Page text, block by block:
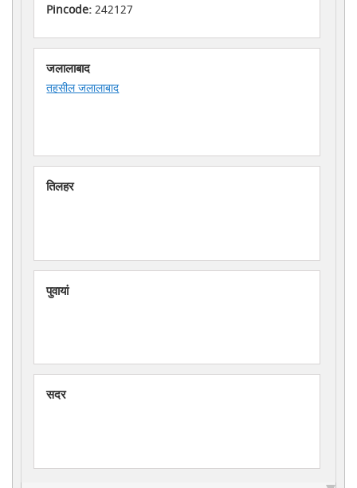
Pincode:242127
जलालाबाद
तहसील जलालाबाद
तिलहर
पुवायां
सदर